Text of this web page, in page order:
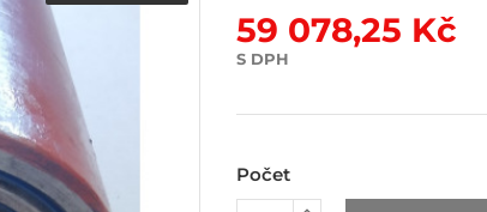
59 078,25 Kč
S DPH
Počet